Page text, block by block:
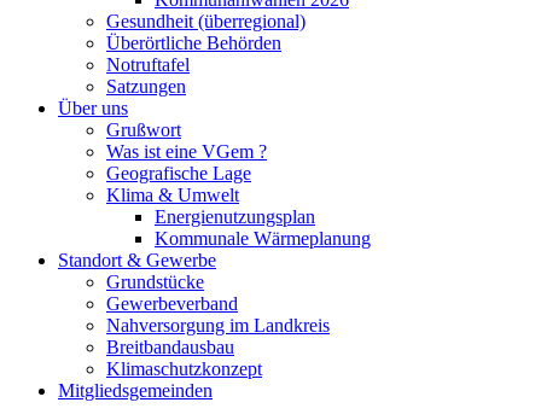
Gesundheit (überregional)
Überörtliche Behörden
Notruftafel
Satzungen
Über uns
Grußwort
Was ist eine VGem ?
Geografische Lage
Klima & Umwelt
Energienutzungsplan
Kommunale Wärmeplanung
Standort & Gewerbe
Grundstücke
Gewerbeverband
Nahversorgung im Landkreis
Breitbandausbau
Klimaschutzkonzept
Mitgliedsgemeinden